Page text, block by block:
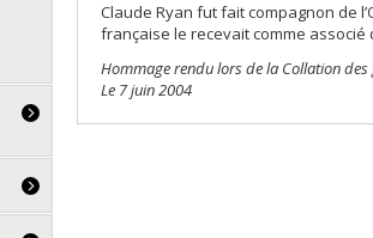
Claude Ryan fut fait compagnon de
française le recevait comme
Hommage rendu lors de la Collation
Le 7 juin 2004